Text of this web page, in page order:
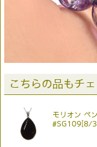
こちらの品もチ
モリオン ペ
#SG109[8/3